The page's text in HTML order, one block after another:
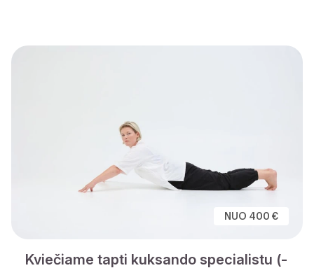
NUO 400 €
Kviečiame tapti kuksando specialistu (-